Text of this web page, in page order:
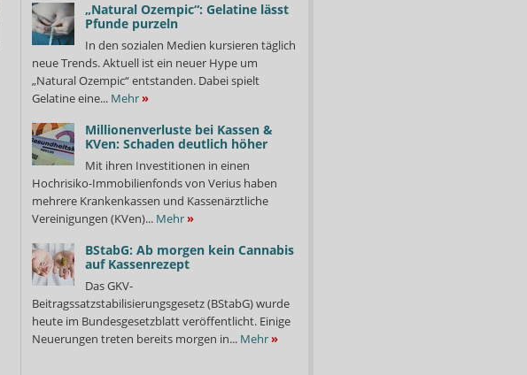
„Natural Ozempic“: Gelatine lässt
Pfunde purzeln
In den sozialen Medien kursieren täglich
neue Trends. Aktuell ist ein neuer Hype um
„Natural Ozempic“ entstanden. Dabei spielt
Gelatine eine... Mehr»
Millionenverluste bei Kassen &
KVen: Schaden deutlich höher
Mit ihren Investitionen in einen
Hochrisiko-Immobilienfonds von Verius haben
mehrere Krankenkassen und Kassenärztliche
Vereinigungen (KVen)... Mehr»
BStabG: Ab morgen kein Cannabis
auf Kassenrezept
Das GKV-
Beitragssatzstabilisierungsgesetz (BStabG) wurde
heute im Bundesgesetzblatt veröffentlicht. Einige
Neuerungen treten bereits morgen in... Mehr»